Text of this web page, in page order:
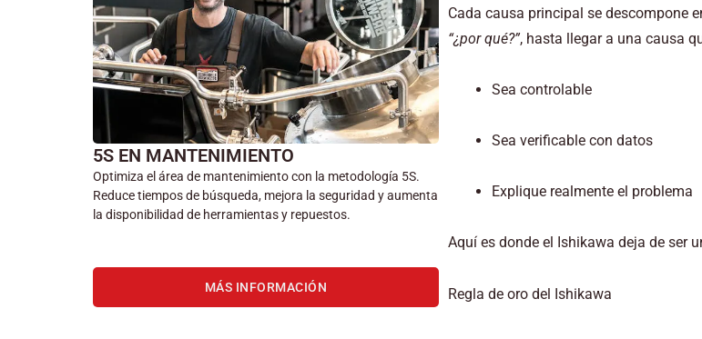
5S EN MANTENIMIENTO
Optimiza el área de mantenimiento con la metodología 5S.
Reduce tiempos de búsqueda, mejora la seguridad y aumenta
la disponibilidad de herramientas y repuestos.
MÁS INFORMACIÓN
Cada causa principal se descompone
“¿por qué?”, hasta llegar a una causa
Sea controlable
Sea verificable con datos
Explique realmente el problema
Aquí es donde el Ishikawa deja de ser
Regla de oro del Ishikawa